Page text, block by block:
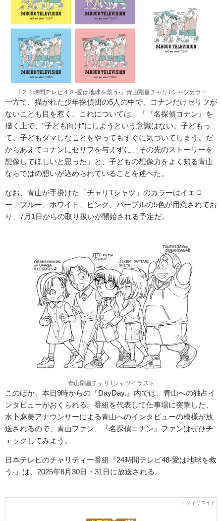
『２４時間テレビ４８-愛は地球を救う-』青山剛昌チャリTシャツカラー
一方で、描かれた少年探偵団の5人の中で、コナンだけセリフが
ないことも目を惹く。これについては、「『名探偵コナン』を
描く上で、”子ども向け”にしようという意識はない。子どもっ
て、子どもダマしなことをやってもすぐに気づいてしまう。だ
からあえてコナンにセリフを与えずに、その先のストーリーを
想像してほしいと思った」と、子どもの想像力をよく知る青山
ならではの想いが込められていることを述べた。
なお、青山が手掛けた「チャリTシャツ」のカラーはイエロ
ー、ブルー、ホワイト、ピンク、パープルの5色が用意されてお
り、7月1日からの取り扱いが開始される予定だ。
青山剛昌チャリTシャツイラスト
このほか、本日9時からの『DayDay.』内では、青山への独占イ
ンタビューがおくられる。番組を代表して仕事場に突撃した、
水卜麻美アナウンサーによる青山へのインタビューの模様が放
送されるので、青山ファン、『名探偵コナン』ファンはぜひチ
ェックしてみよう。
日本テレビのチャリティー番組『24時間テレビ48-愛は地球を救
う-』は、2025年8月30日・31日に放送される。